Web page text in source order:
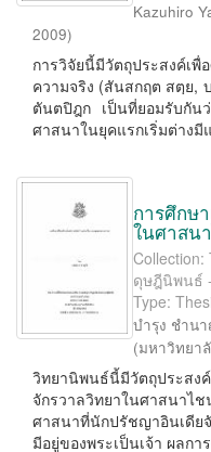
Kazuhiro
2009)
การวิจัยนี้มีวัตถุประสงค์เพื่
ความจริง (สันสกฤต สตฺย,
ตันตปิฎก เป็นที่ยอมรับกัน
ศาสนาในยุคแรกเริ่มต่างมี
การศึกษ
ในศาสน
Collection:
ดุษฎีนิพนธ์
Type:
บำรุง ชำนา
(มหาวิทยา
วิทยานิพนธ์นี้มีวัตถุประสงค์
จักรวาลวิทยาในศาสนา
ศาสนาที่นักปรัชญาอินเดีย
มีอยู่ของพระเป็นเจ้า ผลกา